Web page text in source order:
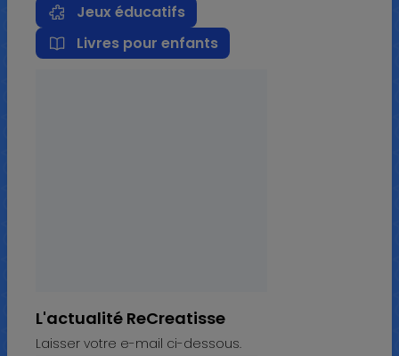
Jeux éducatifs
Livres pour enfants
L'actualité ReCreatisse
Laisser votre e-mail ci-dessous.